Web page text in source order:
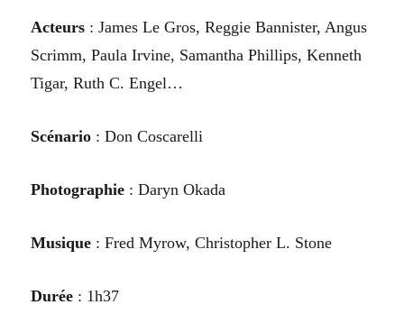
Acteurs :James Le Gros, Reggie Bannister, Angus
Scrimm, Paula Irvine, Samantha Phillips, Kenneth
Tigar, Ruth C. Engel…
Scénario :Don Coscarelli
Photographie :Daryn Okada
Musique : Fred Myrow, Christopher L. Stone
Durée : 1h37